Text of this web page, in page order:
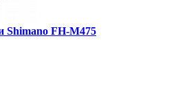
Shimano FH-M475